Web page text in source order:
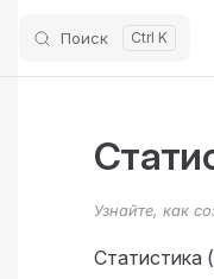
Поиск
Узнайте, как
Статистика